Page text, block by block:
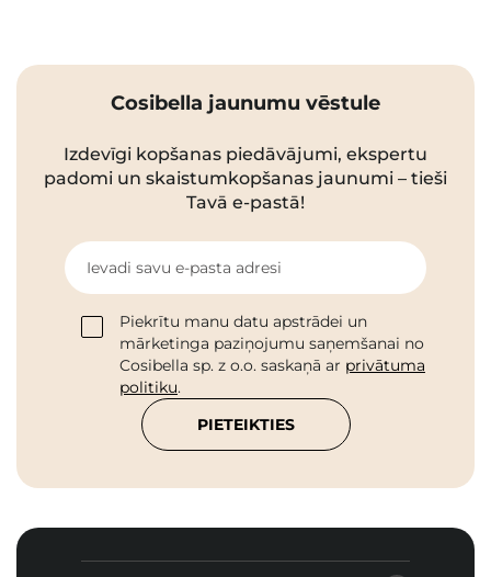
Cosibella jaunumu vēstule
Izdevīgi kopšanas piedāvājumi, ekspertu
padomi un skaistumkopšanas jaunumi – tieši
Tavā e-pastā!
Ievadi savu e-pasta adresi
Piekrītu manu datu apstrādei un
mārketinga paziņojumu saņemšanai no
Cosibella sp. z o.o. saskaņā ar privātuma
politiku.
PIETEIKTIES